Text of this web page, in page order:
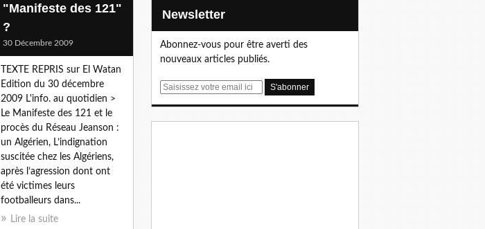
"Manifeste des 121"
?
30 Décembre 2009
TEXTE REPRIS sur El Watan
Edition du 30 décembre
2009 L'info. au quotidien >
Le Manifeste des 121 et le
procès du Réseau Jeanson :
un Algérien, L’indignation
suscitée chez les Algériens,
après l’agression dont ont
été victimes leurs
footballeurs dans...
Lire la suite
Newsletter
Abonnez-vous pour être averti des
nouveaux articles publiés.
E